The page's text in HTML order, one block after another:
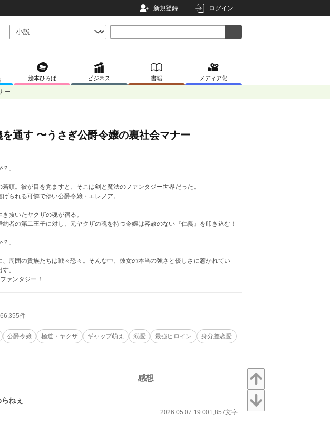
新規登録 ログイン
絵本ひろば ビジネス 書籍 メディア化
ー
通す 〜うさぎ公爵令嬢の裏社会マナー
」
頭。彼が目を覚ますと、そこは剣と魔法のファンタジー世界だった。
られる可憐で儚い公爵令嬢・エレノア。
抜いたヤクザの魂が宿る。
者の第二王子に対し、元ヤクザの魂を持つ令嬢は容赦のない『仁義』を叩き込む！
」
周囲の貴族たちは戦々恐々。そんな中、彼女の本当の強さと優しさに惹かれてい
。
ァンタジー！
件
公爵令嬢 極道・ヤクザ ギャップ萌え 溺愛 最強ヒロイン 身分差恋愛
感想
ねぇ
2026.05.07 19:001,857文字